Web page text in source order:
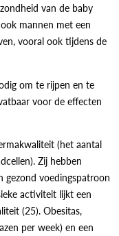
van de baby
mannen met een
vooral ook tijdens de
om te rijpen en te
voor de effecten
(het aantal
Zij hebben
gezond voedingspatroon
activiteit lijkt een
(25). Obesitas,
per week) en een